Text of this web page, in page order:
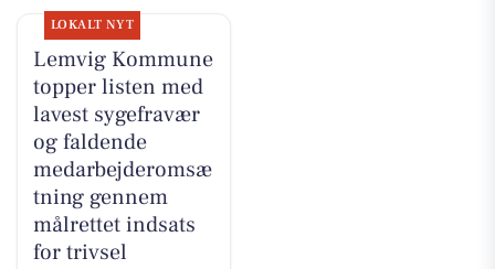
LOKALT NYT
Lemvig Kommune
topper listen med
lavest sygefravær
og faldende
medarbejderomsæ
tning gennem
målrettet indsats
for trivsel